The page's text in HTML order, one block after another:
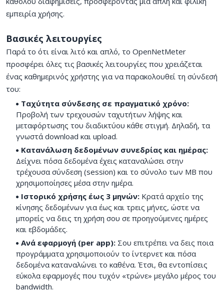
εμπειρία χρήσης.
Βασικές λειτουργίες
Παρά το ότι είναι λιτό και απλό, το OpenNetMeter
προσφέρει όλες τις βασικές λειτουργίες που χρειάζεται
ένας καθημερινός χρήστης για να παρακολουθεί τη σύνδεσή
του:
Ταχύτητα σύνδεσης σε πραγματικό χρόνο:
Προβολή των τρεχουσών ταχυτήτων λήψης και
μεταφόρτωσης του διαδικτύου κάθε στιγμή. Δηλαδή, τα
γνωστά download και upload.
Κατανάλωση δεδομένων συνεδρίας και ημέρας:
Δείχνει πόσα δεδομένα έχεις καταναλώσει στην
τρέχουσα σύνδεση (session) και το σύνολο των MB που
χρησιμοποίησες μέσα στην ημέρα.
Ιστορικό χρήσης έως 3 μηνών: Κρατά αρχείο της
κίνησης δεδομένων για έως και τρεις μήνες, ώστε να
μπορείς να δεις τη χρήση σου σε προηγούμενες ημέρες
και εβδομάδες.
Ανά εφαρμογή (per app): Σου επιτρέπει να δεις ποια
προγράμματα χρησιμοποιούν το ίντερνετ και πόσα
δεδομένα καταναλώνει το καθένα. Έτσι, θα εντοπίσεις
εύκολα εφαρμογές που τυχόν «τρώνε» μεγάλο μέρος του
bandwidth.